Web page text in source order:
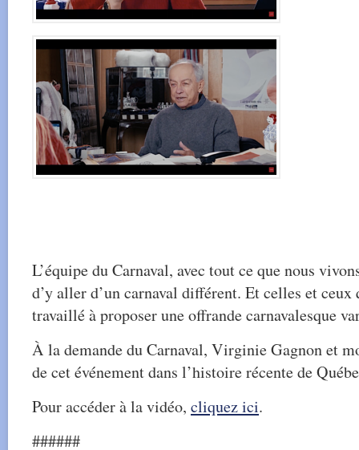
L’équipe du Carnaval, avec tout ce que nous
d’y aller d’un carnaval différent. Et celles et
travaillé à proposer une offrande carnavalesque
À la demande du Carnaval, Virginie Gagnon et
de cet événement dans l’histoire récente de
Pour accéder à la vidéo, cliquez ici.
######